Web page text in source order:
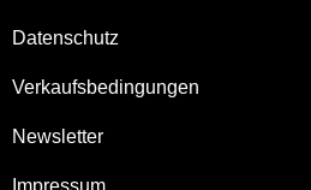
Datenschutz
Verkaufsbedingungen
Newsletter
Impressum